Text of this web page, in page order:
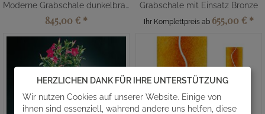
Moderne Grabschale dunkelbraun
845,00 € *
Grabschale mit Einsatz Bronze
Ihr Komplettpreis ab 655,00 € *
HERZLICHEN DANK FÜR IHRE UNTERSTÜTZUNG
Wir nutzen Cookies auf unserer Website. Einige von
ihnen sind essenziell, während andere uns helfen, diese